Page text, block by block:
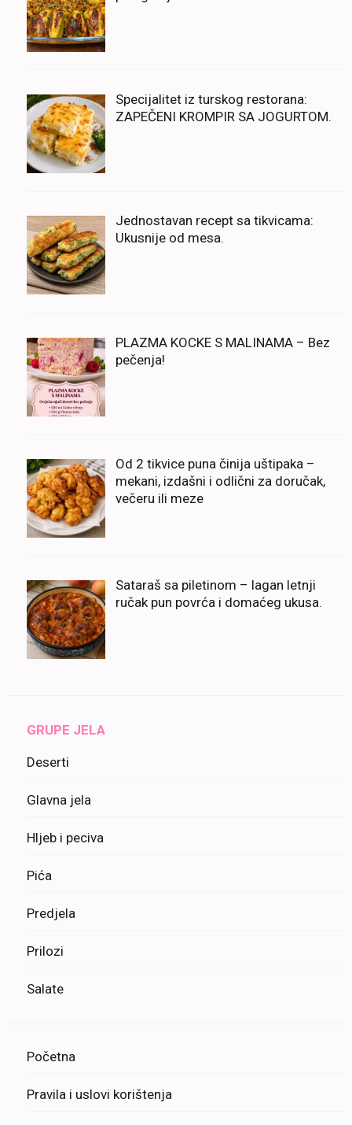
Specijalitet iz turskog restorana:
ZAPEČENI KROMPIR SA JOGURTOM.
Jednostavan recept sa tikvicama:
Ukusnije od mesa.
PLAZMA KOCKE S MALINAMA – Bez
pečenja!
Od 2 tikvice puna činija uštipaka –
mekani, izdašni i odlični za doručak,
večeru ili meze
Sataraš sa piletinom – lagan letnji
ručak pun povrća i domaćeg ukusa.
GRUPE JELA
Deserti
Glavna jela
Hljeb i peciva
Pića
Predjela
Prilozi
Salate
Početna
Pravila i uslovi korištenja